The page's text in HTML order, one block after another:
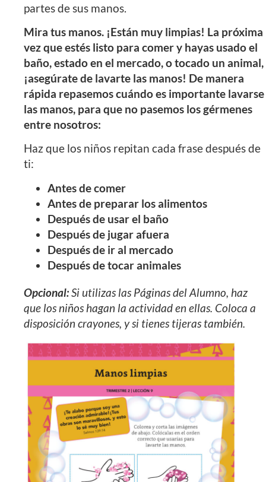
partes de sus manos.
Mira tus manos. ¡Están muy limpias! La próxima
vez que estés listo para comer y hayas usado el
baño, estado en el mercado, o tocado un animal,
¡asegúrate de lavarte las manos! De manera
rápida repasemos cuándo es importante lavarse
las manos, para que no pasemos los gérmenes
entre nosotros:
Haz que los niños repitan cada frase después de
ti:
Antes de comer
Antes de preparar los alimentos
Después de usar el baño
Después de jugar afuera
Después de ir al mercado
Después de tocar animales
Opcional:Si utilizas las Páginas del Alumno, haz
que los niños hagan la actividad en ellas. Coloca a
disposición crayones, y si tienes tijeras también.